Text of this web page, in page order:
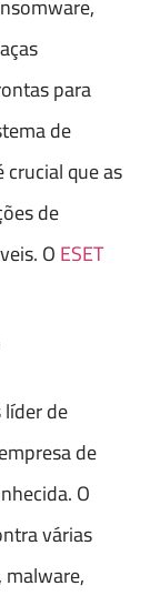
para
de
que as
de
OESET
de
de
O
várias